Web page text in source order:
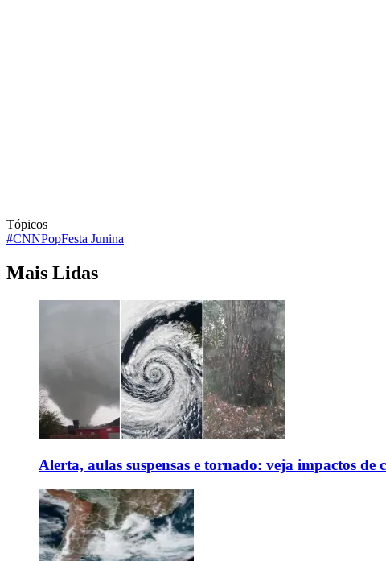
Tópicos
#CNNPopFesta Junina
Mais Lidas
Alerta, aulas suspensas e tornado: veja impactos de